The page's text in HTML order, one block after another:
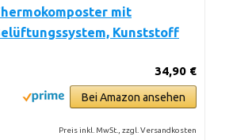
mit
Kunststoff
34,90 €
Bei Amazon ansehen
Preis inkl. MwSt., zzgl. Versandkosten